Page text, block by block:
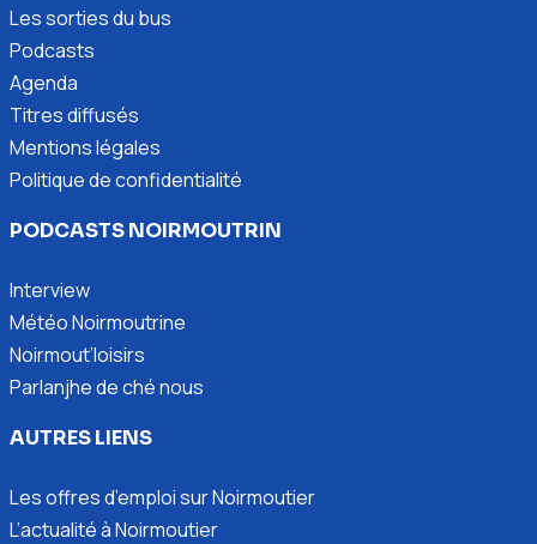
Les sorties du bus
Podcasts
Agenda
Titres diffusés
Mentions légales
Politique de confidentialité
PODCASTS NOIRMOUTRIN
Interview
Météo Noirmoutrine
Noirmout’loisirs
Parlanjhe de ché nous
AUTRES LIENS
Les offres d’emploi sur Noirmoutier
L’actualité à Noirmoutier